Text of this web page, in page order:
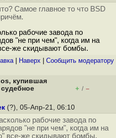
Самое главное то что BSD
рабочие завода по
"не при чем", когда им на
же скидывают бомбы.
| Наверх Cообщить модератору
купившая
судебное
+ / –
(?), 05-Апр-21, 06:10
рабочие завода по
"не при чем", когда им на
все-же скидывают бомбы.